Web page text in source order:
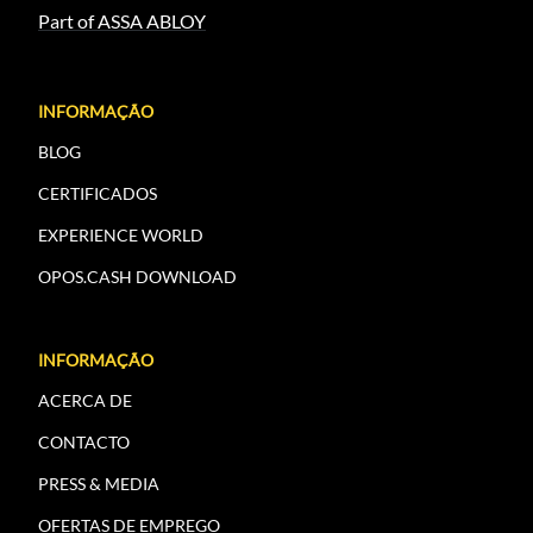
Part of ASSA ABLOY
INFORMAÇÃO
BLOG
CERTIFICADOS
EXPERIENCE WORLD
OPOS.CASH DOWNLOAD
INFORMAÇÃO
ACERCA DE
CONTACTO
PRESS & MEDIA
OFERTAS DE EMPREGO